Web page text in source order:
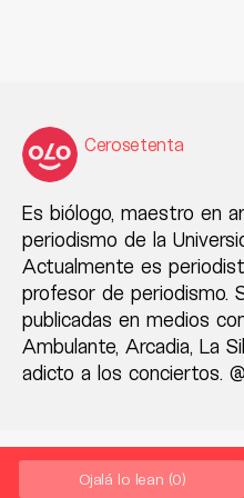
Cerosetenta
Es biólogo, maestro en
periodismo de la
Actualmente es
profesor de periodismo.
publicadas en medios
Ambulante, Arcadia, La
adicto a los conciertos.
Ojalá lo lean (0)